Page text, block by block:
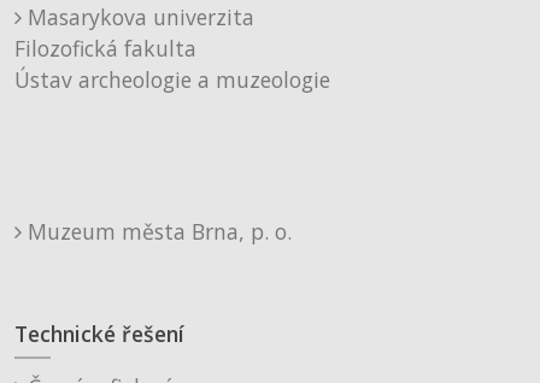
Masarykova univerzita
Filozofická fakulta
Ústav archeologie a muzeologie
Muzeum města Brna, p. o.
Technické řešení